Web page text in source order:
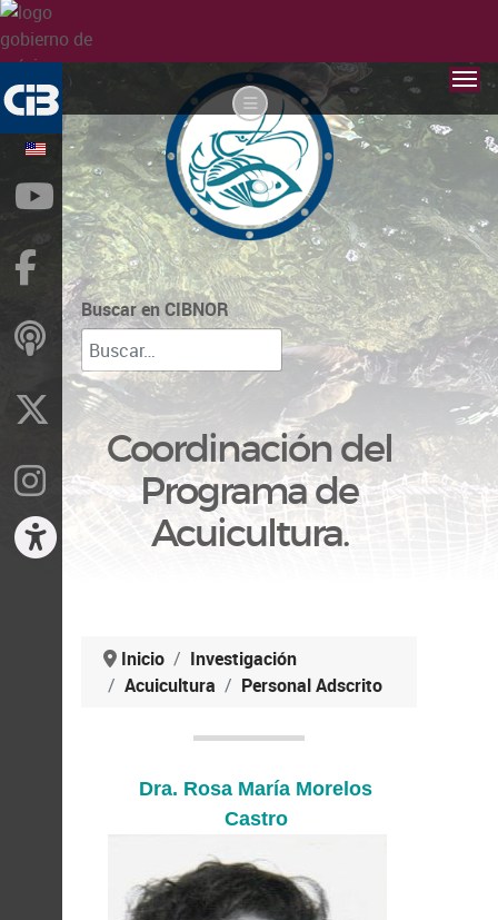
Buscar en CIBNOR
Coordinación del
Programa de
Acuicultura.
Inicio
Investigación
Acuicultura
Personal Adscrito
YouTube
Facebook
ivoox
Instragram